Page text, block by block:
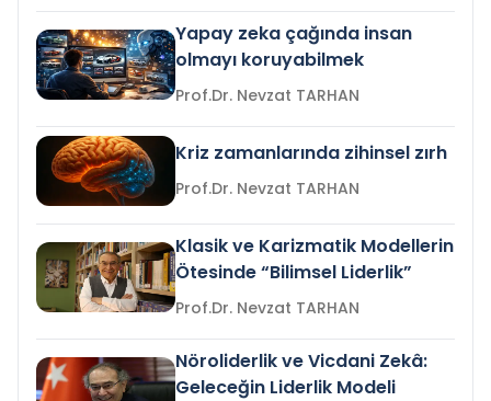
Yapay zeka çağında insan
olmayı koruyabilmek
Prof.Dr. Nevzat TARHAN
Kriz zamanlarında zihinsel zırh
Prof.Dr. Nevzat TARHAN
Klasik ve Karizmatik Modellerin
Ötesinde “Bilimsel Liderlik”
Prof.Dr. Nevzat TARHAN
Nöroliderlik ve Vicdani Zekâ:
Geleceğin Liderlik Modeli